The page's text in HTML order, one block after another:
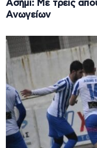
Ασήμι: Με τρεις
Ανωγείων